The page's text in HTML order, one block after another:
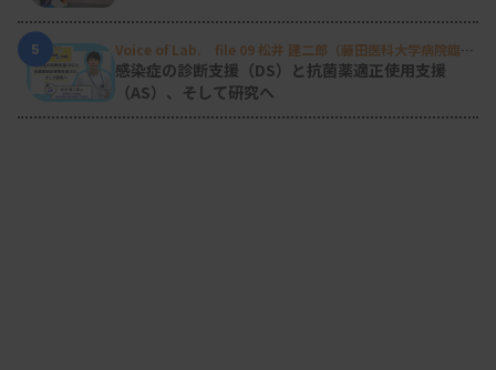
5
Voice of Lab. file 09 松井 建二郎（藤田医科大学病院臨床
検査部微生物遺伝子検査室）
感染症の診断支援（DS）と抗菌薬適正使用支援
（AS）、そして研究へ